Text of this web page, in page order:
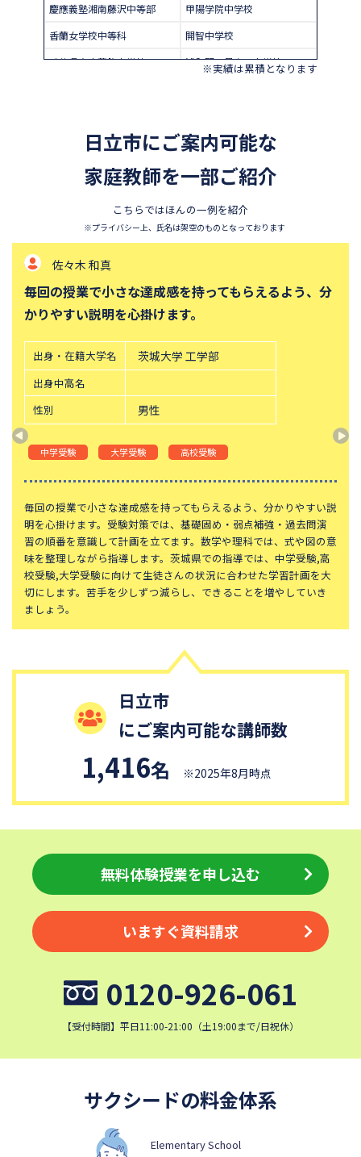
慶應義塾湘南藤沢中等部
甲陽学院中学校
香蘭女学校中等科
開智中学校
千葉県立東葛飾中学校
浦和明の星女子中学校
須磨学園中学校
北嶺中学校
白百合学園中学校
サレジオ学院中学校
等部
帝塚山中学校
攻玉社中学校
東京都市大学付属中学校
三田国際科学学園中学校
青山学院中等部
高輪中学校
青山学院横浜英和中学校
中央大学附属横浜中学校
六甲学院中学校
学習院中等科
頌栄女子学院中学校
田園調布学園中等部
東山中学校
山手学院中学校
函館ラ・サール中学校
城北中学校
神奈川大学附属中学校
大宮開成中学校
法政大学第二中学校
品川女子学院中等部
東京都立桜修館中等教育学校
大妻中学校
滝中学校
土佐中学校
國學院大學久我山中学校
江戸川学園取手中学校
桐蔭学園中等教育学校
国府台女子学院中学部
成城中学校
同志社香里中学校
埼玉栄中学校
城北埼玉中学校
日本大学中学校
帝塚山学院中学校
かえつ有明中学校
浦和ルーテル学院中学校
鎌倉女学院中学校
カリタス女子中学校
佐久長聖中学校
※実績は累積となります
日立市にご案内可能な
家庭教師を一部ご紹介
こちらではほんの一例を紹介
※プライバシー上、氏名は架空のものとなっております
佐々木 和真
毎回の授業で小さな達成感を持ってもらえるよう、分
かりやすい説明を心掛けます。
出身・在籍大学名 茨城大学 工学部
出身中高名
性別
男性
中学受験 大学受験 高校受験
毎回の授業で小さな達成感を持ってもらえるよう、分かりやすい説
明を心掛けます。受験対策では、基礎固め・弱点補強・過去問演
習の順番を意識して計画を立てます。数学や理科では、式や図の意
味を整理しながら指導します。茨城県での指導では、中学受験,高
校受験,大学受験に向けて生徒さんの状況に合わせた学習計画を大
切にします。苦手を少しずつ減らし、できることを増やしていき
ましょう。
日立市
にご案内可能な講師数
1,416名 ※2025年8月時点
無料体験授業を申し込む
いますぐ資料請求
0120-926-061
【受付時間】平日11:00-21:00（土19:00まで/日祝休）
サクシードの料金体系
Elementary School